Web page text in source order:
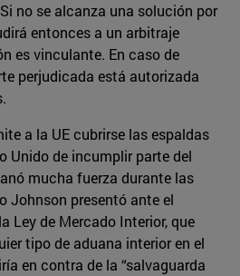
no se alcanza una solución por
entonces a un arbitraje
es vinculante. En caso de
perjudicada está autorizada
a la UE cubrirse las espaldas
Unido de incumplir parte del
mucha fuerza durante las
Johnson presentó ante el
Ley de Mercado Interior, que
tipo de aduana interior en el
en contra de la “salvaguarda